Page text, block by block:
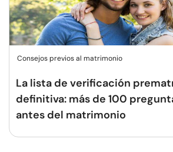
Consejos previos al matrimonio
La lista de verificación
definitiva: más de 100
antes del matrimonio